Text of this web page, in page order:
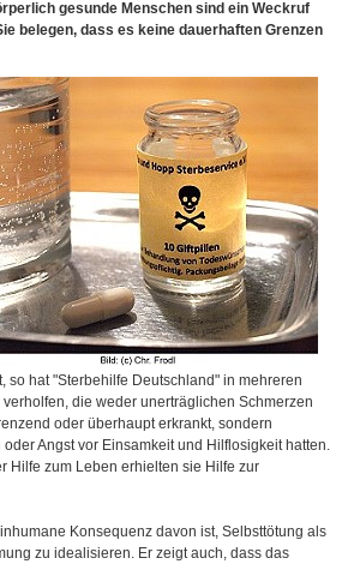
gesunde Menschen sind ein Weckruf
belegen, dass es keine dauerhaften Grenzen
so hat "Sterbehilfe Deutschland" in mehreren
die weder unerträglichen Schmerzen
oder überhaupt erkrankt, sondern
Angst vor Einsamkeit und Hilflosigkeit hatten.
Hilfe zum Leben erhielten sie Hilfe zur
Konsequenz davon ist, Selbsttötung als
zu idealisieren. Er zeigt auch, dass das